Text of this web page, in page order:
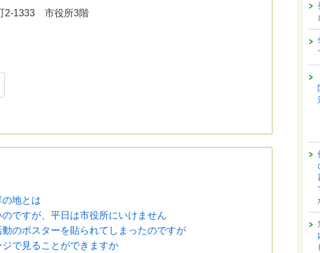
2-1333 市役所3階
地とは
ですが、平日は市役所にいけません
のポスターを貼られてしまったのですが
で見ることができますか